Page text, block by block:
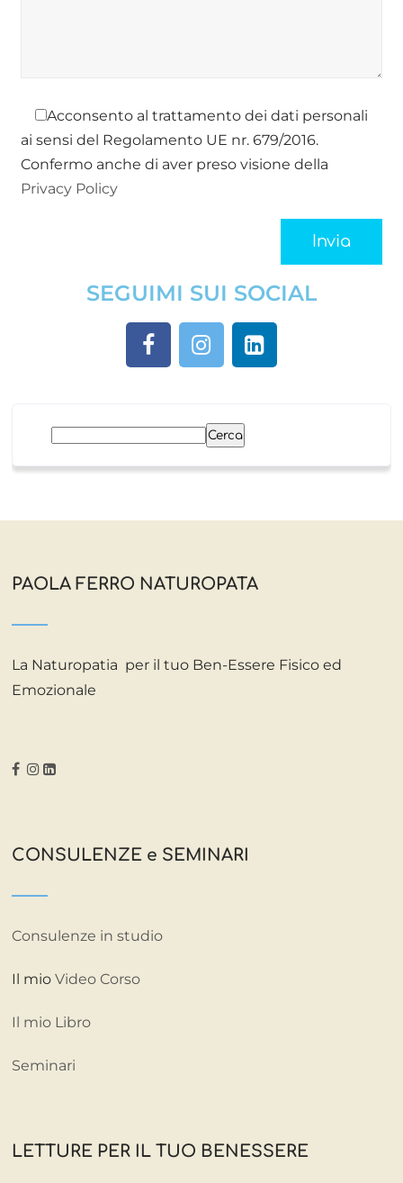
Acconsento al trattamento dei dati personali
ai sensi del Regolamento UE nr. 679/2016.
Confermo anche di aver preso visione della
Privacy Policy
SEGUIMI SUI SOCIAL
Cerca
PAOLA FERRO NATUROPATA
La Naturopatia per il tuo Ben-Essere Fisico ed
Emozionale
CONSULENZE e SEMINARI
Consulenze in studio
Il mioVideo Corso
Il mio Libro
Seminari
LETTURE PER IL TUO BENESSERE